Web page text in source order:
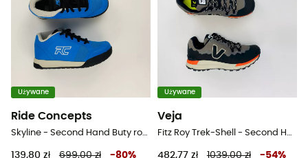
Używane
Ride Concepts
Skyline - Second Hand Buty rowerowe damskie - Bleu - 36
139,80 zł 699,00 zł -80%
Używane
Veja
Fitz Roy Trek-Shell - Second Hand Buty turystyczne damskie - Szary - 37
482,77 zł 1039,00 zł -54%